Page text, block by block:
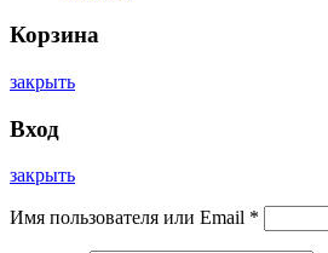
Корзина
закрыть
Вход
закрыть
Имя пользователя или Email *